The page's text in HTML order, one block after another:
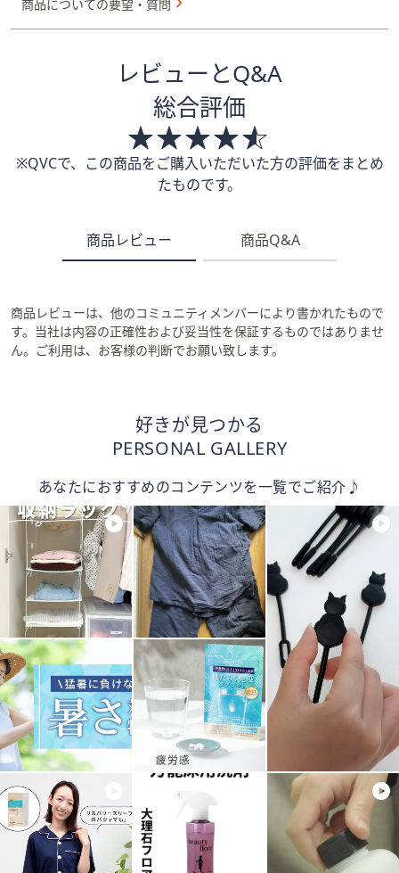
商品についての要望・質問
レビューとQ&A
総合評価
※QVCで、この商品をご購入いただいた方の評価をまとめ
たものです。
商品レビュー 商品Q&A
商品レビューは、他のコミュニティメンバーにより書かれたもので
す。当社は内容の正確性および妥当性を保証するものではありませ
ん。ご利用は、お客様の判断でお願い致します。
好きが見つかる
PERSONAL GALLERY
あなたにおすすめのコンテンツを一覧でご紹介♪